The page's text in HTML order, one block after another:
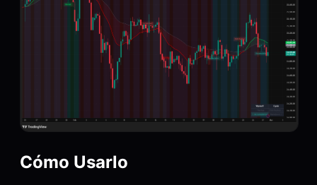
Cómo Usarlo